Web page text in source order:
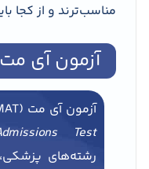
مناسب‌ترند و از کجا
آزمون آی
آزمون آی مت (IMAT) یا
Test
رشته‌های